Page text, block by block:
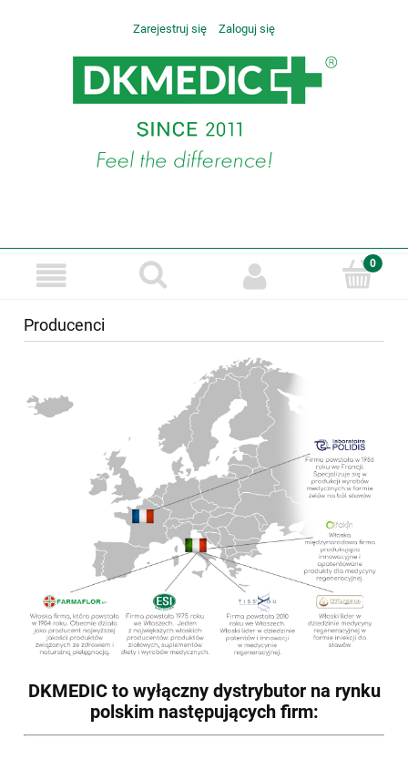
Zarejestruj się Zaloguj się
Producenci
DKMEDIC to wyłączny dystrybutor na rynku
polskim następujących firm: